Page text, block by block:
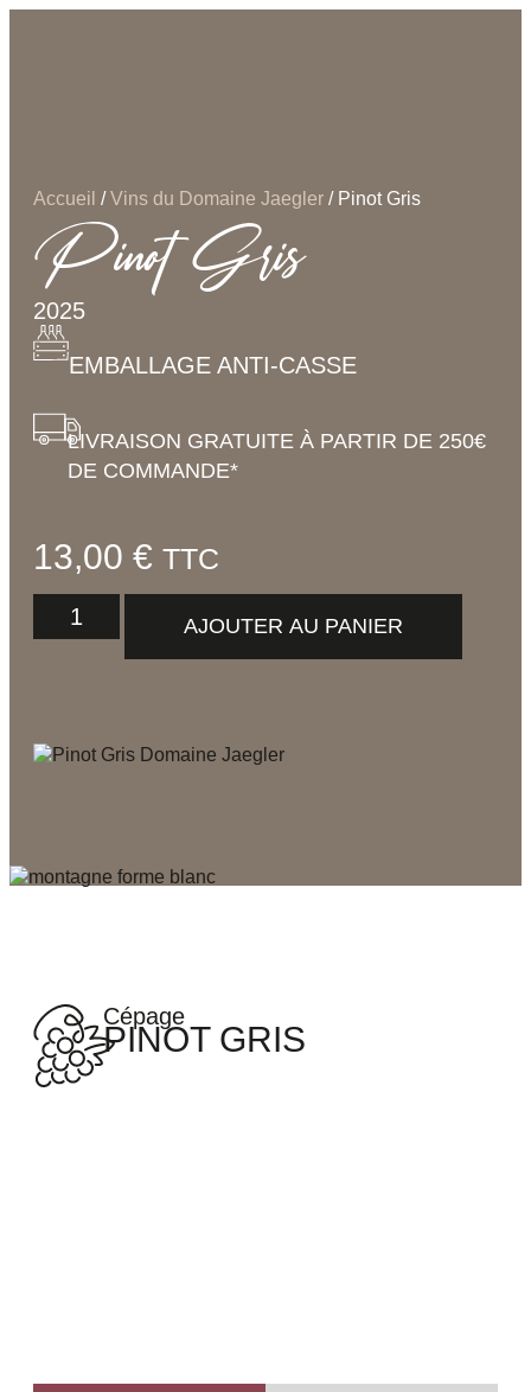
Accueil /Vins du Domaine Jaegler / Pinot Gris
Pinot Gris
2025
EMBALLAGE ANTI-CASSE
LIVRAISON GRATUITE À PARTIR DE 250€
DE COMMANDE*
13,00 € TTC
AJOUTER AU PANIER
Cépage
PINOT GRIS